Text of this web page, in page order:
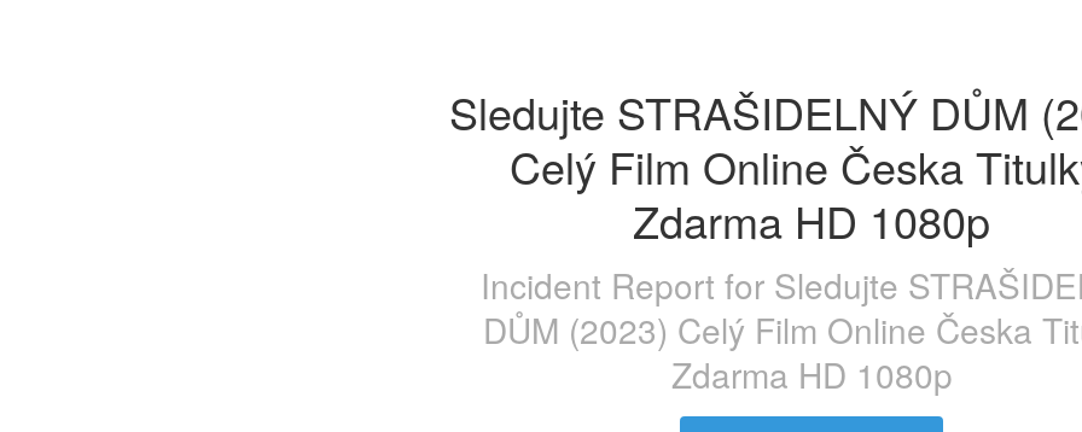
Sledujte STRAŠIDELNÝ DŮM
Celý Film Online Česka
Zdarma HD 1080p
Incident Report for Sledujte
DŮM (2023) Celý Film Online Česka
Zdarma HD 1080p